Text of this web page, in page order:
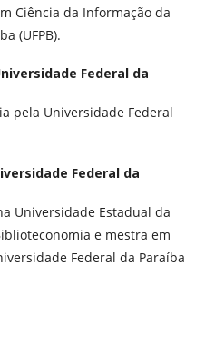
Ciência da Informação da
(UFPB).
Federal da
pela Universidade Federal
Federal da
Universidade Estadual da
e mestra em
Federal da Paraíba